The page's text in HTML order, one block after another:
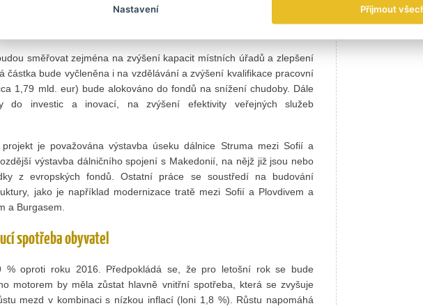
by měly pomoci nepřímo zvýšit růst HDP o přibližně 10,3 % oproti
se zvýšením zaměstnanosti o 5,4 %.
směřovat zejména na zvýšení kapacit místních úřadů a zlepšení
částka bude vyčleněna i na vzdělávání a zvýšení kvalifikace pracovní
1,79 mld. eur) bude alokováno do fondů na snížení chudoby. Dále
do investic a inovací, na zvýšení efektivity veřejných služeb
je považována výstavba úseku dálnice Struma mezi Sofií a
výstavba dálničního spojení s Makedonií, na nějž již jsou nebo
z evropských fondů. Ostatní práce se soustředí na budování
jako je například modernizace tratě mezi Sofií a Plovdivem a
a Burgasem.
spotřeba obyvatel
oproti roku 2016. Předpokládá se, že pro letošní rok se bude
motorem by měla zůstat hlavně vnitřní spotřeba, která se zvyšuje
mezd v kombinaci s nízkou inflací (loni 1,8 %). Růstu napomáhá
Nastavení Přijmout